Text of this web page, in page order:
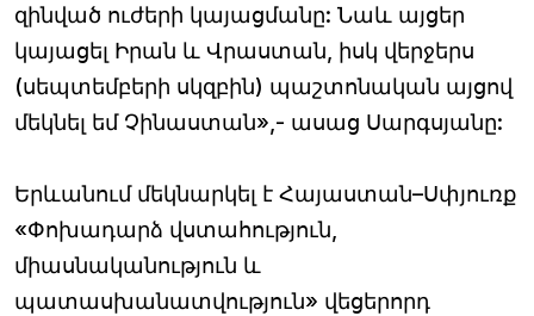
զինված ուժերի կայացմանը: Նաև այցեր
կայացել Իրան և Վրաստան, իսկ վերջերս
(սեպտեմբերի սկզբին) պաշտոնական այցով
մեկնել եմ Չինաստան»,- ասաց Սարգսյանը:
Երևանում մեկնարկել է Հայաստան–Սփյուռք
«Փոխադարձ վստահություն,
միասնականություն և
պատասխանատվություն» վեցերորդ